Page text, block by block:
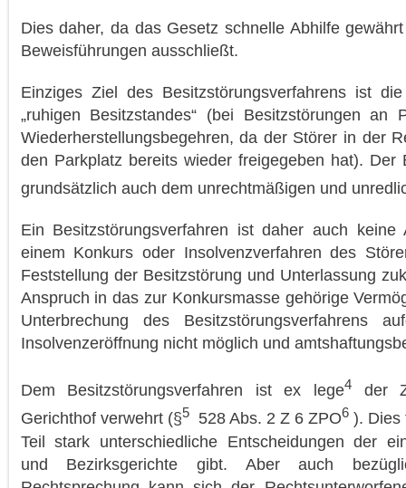
Dies daher, da das Gesetz schnelle Abhilfe
Beweisführungen ausschließt.
Einziges Ziel des Besitzstörungsverfahrens ist
„ruhigen Besitzstandes“ (bei Besitzstörungen an
Wiederherstellungsbegehren, da der Störer in der
den Parkplatz bereits wieder freigegeben hat). Der
grundsätzlich auch dem unrechtmäßigen und
Ein Besitzstörungsverfahren ist daher auch keine
einem Konkurs oder Insolvenzverfahren des
Feststellung der Besitzstörung und Unterlassung
Anspruch in das zur Konkursmasse gehörige
Unterbrechung des Besitzstörungsverfahrens
Insolvenzeröffnung nicht möglich und
Dem Besitzstörungsverfahren ist ex lege4
der
Gerichthof verwehrt (§5528 Abs. 2 Z 6 ZPO6). Dies
Teil stark unterschiedliche Entscheidungen der
und Bezirksgerichte gibt. Aber auch